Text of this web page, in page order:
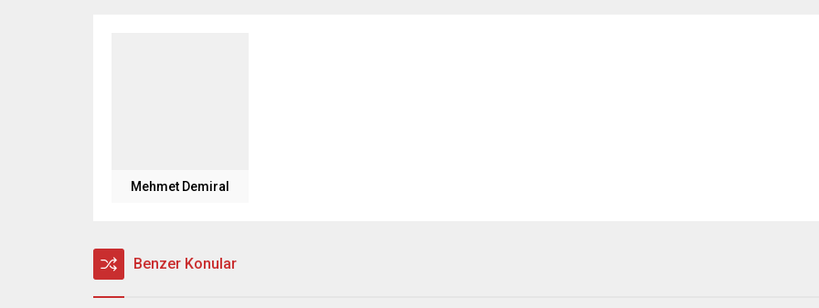
Mehmet Demiral
Benzer Konular